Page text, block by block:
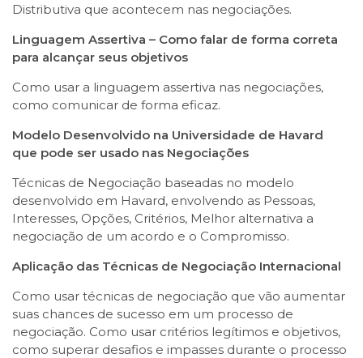
Distributiva que acontecem nas negociações.
Linguagem Assertiva – Como falar de forma correta
para alcançar seus objetivos
Como usar a linguagem assertiva nas negociações,
como comunicar de forma eficaz.
Modelo Desenvolvido na Universidade de Havard
que pode ser usado nas Negociações
Técnicas de Negociação baseadas no modelo
desenvolvido em Havard, envolvendo as Pessoas,
Interesses, Opções, Critérios, Melhor alternativa a
negociação de um acordo e o Compromisso.
Aplicação das Técnicas de Negociação Internacional
Como usar técnicas de negociação que vão aumentar
suas chances de sucesso em um processo de
negociação. Como usar critérios legítimos e objetivos,
como superar desafios e impasses durante o processo